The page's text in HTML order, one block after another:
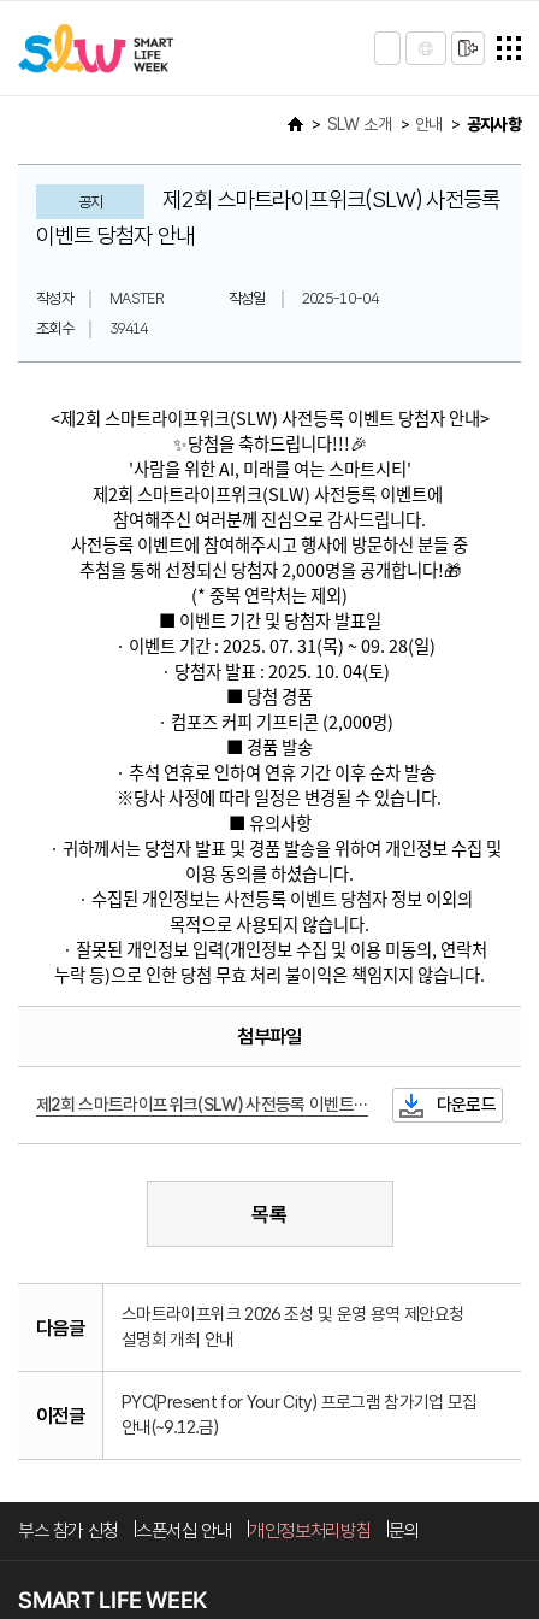
SLW 소개 안내 공지사항
공지
제2회 스마트라이프위크(SLW) 사전등록
이벤트 당첨자 안내
작성자 MASTER 작성일
2025-10-04
조회수
39414
<제2회 스마트라이프위크(SLW) 사전등록 이벤트 당첨자 안내>
✨당첨을 축하드립니다!!!🎉
'사람을 위한 AI, 미래를 여는 스마트시티'
제2회 스마트라이프위크(SLW) 사전등록 이벤트에
참여해주신 여러분께 진심으로 감사드립니다.
사전등록 이벤트에 참여해주시고 행사에 방문하신 분들 중
추첨을 통해 선정되신 당첨자 2,000명을 공개합니다!🎁
(* 중복 연락처는 제외)
■ 이벤트 기간 및 당첨자 발표일
· 이벤트 기간 : 2025. 07. 31(목) ~ 09. 28(일)
· 당첨자 발표 : 2025. 10. 04(토)
■ 당첨 경품
· 컴포즈 커피 기프티콘 (2,000명)
■ 경품 발송
· 추석 연휴로 인하여 연휴 기간 이후 순차 발송
※당사 사정에 따라 일정은 변경될 수 있습니다.
■ 유의사항
· 귀하께서는 당첨자 발표 및 경품 발송을 위하여 개인정보 수집 및
이용 동의를 하셨습니다.
· 수집된 개인정보는 사전등록 이벤트 당첨자 정보 이외의
목적으로 사용되지 않습니다.
· 잘못된 개인정보 입력(개인정보 수집 및 이용 미동의, 연락처
누락 등)으로 인한 당첨 무효 처리 불이익은 책임지지 않습니다.
첨부파일
제2회 스마트라이프위크(SLW) 사전등록 이벤트 당첨자 명단.xlsx 다운로드
목록
다음글
스마트라이프위크 2026 조성 및 운영 용역 제안요청
설명회 개최 안내
이전글
PYC(Present for Your City) 프로그램 참가기업 모집
안내(~9.12.금)
부스 참가 신청 스폰서십 안내 개인정보처리방침 문의